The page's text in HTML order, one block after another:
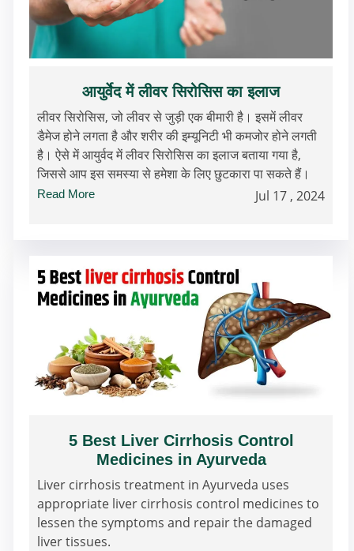
आयुर्वेद में लीवर सिरोसिस का इलाज
लीवर सिरोसिस, जो लीवर से जुड़ी एक बीमारी है। इसमें लीवर
डैमेज होने लगता है और शरीर की इम्यूनिटी भी कमजोर होने लगती
है। ऐसे में आयुर्वद में लीवर सिरोसिस का इलाज बताया गया है,
जिससे आप इस समस्या से हमेशा के लिए छुटकारा पा सकते हैं।
Read More Jul 17 , 2024
5 Best Liver Cirrhosis Control
Medicines in Ayurveda
Liver cirrhosis treatment in Ayurveda uses
appropriate liver cirrhosis control medicines to
lessen the symptoms and repair the damaged
liver tissues.